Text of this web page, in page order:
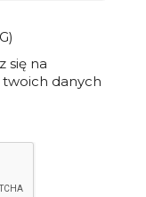
się na
danych